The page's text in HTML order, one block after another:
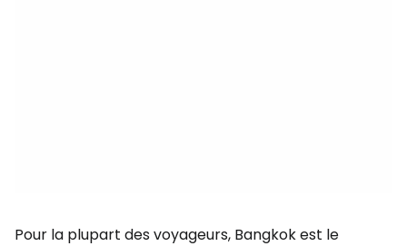
Pour la plupart des voyageurs, Bangkok est le